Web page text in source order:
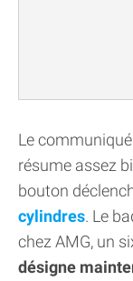
Le
résume assez
bouton
cylindres. Le
chez AMG, un
désigne